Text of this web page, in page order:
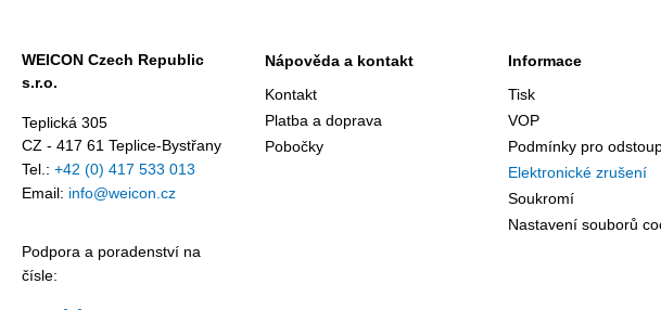
WEICON Czech Republic
s.r.o.
Teplická 305
CZ - 417 61 Teplice-Bystřany
Tel.: +42 (0) 417 533 013
Email: info@weicon.cz
Podpora a poradenství na
čísle:
Nápověda a kontakt
Kontakt
Platba a doprava
Pobočky
Informace
Tisk
VOP
Podmínky pro
Elektronické zrušení
Soukromí
Nastavení souborů